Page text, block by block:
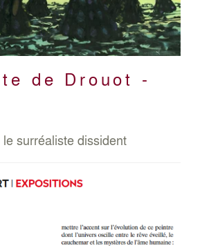
de Drouot -
surréaliste dissident